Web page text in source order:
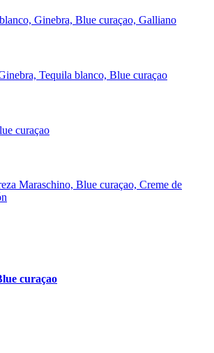
Ginebra, Blue curaçao, Galliano
Tequila blanco, Blue curaçao
curaçao
Maraschino, Blue curaçao, Creme de
curaçao